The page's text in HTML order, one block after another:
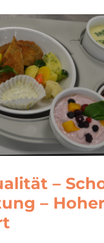
–
– Ho­her